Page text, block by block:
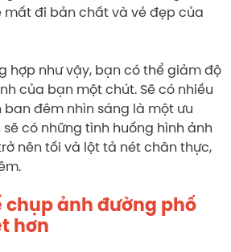
mất đi bản chất và vẻ đẹp của
hợp như vậy, bạn có thể giảm độ
của bạn một chút. Sẽ có nhiều
đêm nhìn sáng là một ưu
có những tình huống hình ảnh
nên tối và lột tả nét chân thực,
chụp ảnh đường phố
hơn